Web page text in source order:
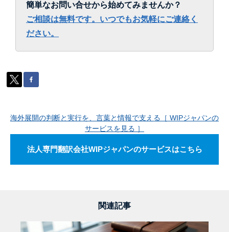
簡単なお問い合せから始めてみませんか？
ご相談は無料です。いつでもお気軽にご連絡く
ださい。
海外展開の判断と実行を、言葉と情報で支える［ WIPジャパンの
サービスを見る ］
法人専門翻訳会社WIPジャパンのサービスはこちら
関連記事